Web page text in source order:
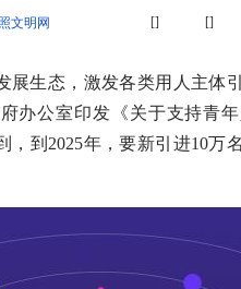
文明网 [] []
生态，激发各类用人主体
办公室印发《关于支持青
，到2025年，要新引进10万